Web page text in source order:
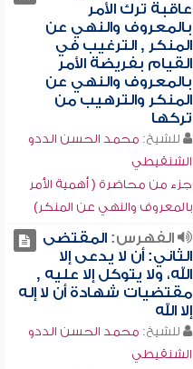
عاقبة ترك الأمر
بالمعروف والنهي عن
المنكر , الترغيب في
القيام بفريضة الأمر
بالمعروف والنهي عن
المنكر والترهيب من
تركها
للشيخ: محمد الحسن الددو
الشنقيطي
جزء من محاضرة ( أهمية الأمر
بالمعروف والنهي عن المنكر)
الفهرس:المقتضى
الثاني: أن لا يدعى إلا
الله، ولا يتوكل إلا عليه ,
مقتضيات شهادة أن لا إله
إلا الله
للشيخ: محمد الحسن الددو
الشنقيطي